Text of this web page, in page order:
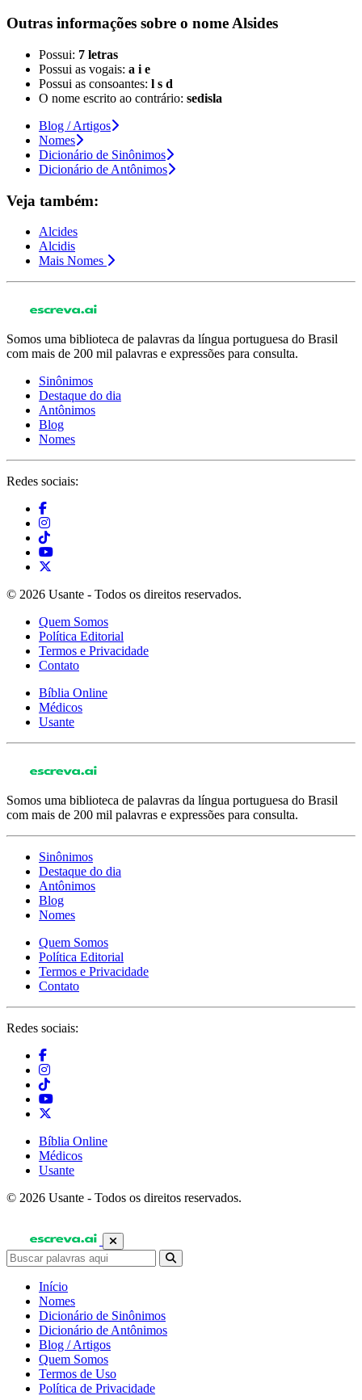
Outras informações sobre o nomeAlsides
Possui: 7 letras
Possui as vogais: a i e
Possui as consoantes: l s d
O nome escrito ao contrário: sedisla
Blog / Artigos
Nomes
Dicionário de Sinônimos
Dicionário de Antônimos
Veja também:
Alcides
Alcidis
Mais Nomes
Somos uma biblioteca de palavras da língua portuguesa do Brasil
com mais de 200 mil palavras e expressões para consulta.
Sinônimos
Destaque do dia
Antônimos
Blog
Nomes
Redes sociais:
© 2026 Usante - Todos os direitos reservados.
Quem Somos
Política Editorial
Termos e Privacidade
Contato
Bíblia Online
Médicos
Usante
Somos uma biblioteca de palavras da língua portuguesa do Brasil
com mais de 200 mil palavras e expressões para consulta.
Sinônimos
Destaque do dia
Antônimos
Blog
Nomes
Quem Somos
Política Editorial
Termos e Privacidade
Contato
Redes sociais:
Bíblia Online
Médicos
Usante
© 2026 Usante - Todos os direitos reservados.
Início
Nomes
Dicionário de Sinônimos
Dicionário de Antônimos
Blog / Artigos
Quem Somos
Termos de Uso
Política de Privacidade